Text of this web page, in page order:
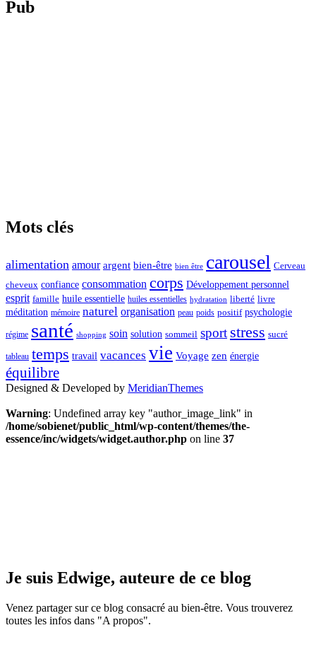
Pub
Mots clés
alimentation amour argent bien-être bien être carousel Cerveau
cheveux confiance consommation corps Développement personnel
esprit famille huile essentielle huiles essentielles hydratation liberté livre
méditation mémoire naturel organisation peau poids positif psychologie
régime santé shopping soin solution sommeil sport stress sucré
tableau temps travail vacances vie Voyage zen énergie
équilibre
Designed & Developed by MeridianThemes
Warning: Undefined array key "author_image_link" in
/home/sobienet/public_html/wp-content/themes/the-
essence/inc/widgets/widget.author.php on line 37
Je suis Edwige, auteure de ce blog
Venez partager sur ce blog consacré au bien-être. Vous trouverez
toutes les infos dans "A propos".